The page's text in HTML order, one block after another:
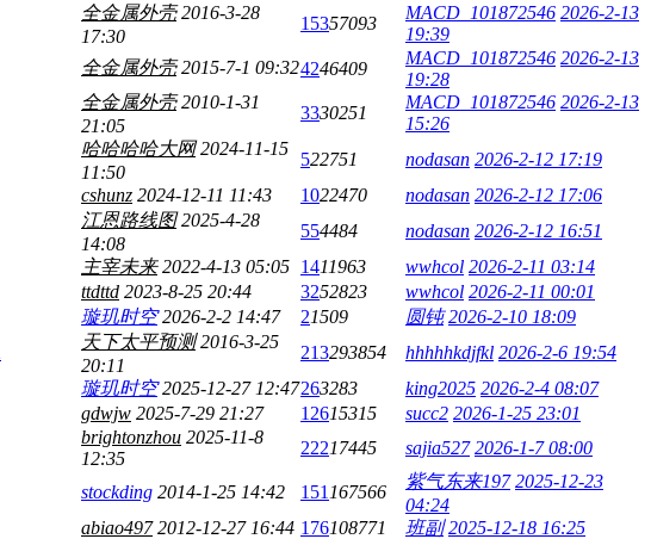
全金属外壳 2016-3-28
17:30
15357093
MACD_101872546 2026-2-13
19:39
全金属外壳 2015-7-1 09:324246409
MACD_101872546 2026-2-13
19:28
全金属外壳 2010-1-31
21:05
3330251
MACD_101872546 2026-2-13
15:26
哈哈哈哈大网 2024-11-15
11:50
522751 nodasan 2026-2-12 17:19
cshunz 2024-12-11 11:43 1022470 nodasan 2026-2-12 17:06
江恩路线图 2025-4-28
14:08
554484 nodasan 2026-2-12 16:51
主宰未来 2022-4-13 05:05 1411963 wwhcol 2026-2-11 03:14
ttdttd 2023-8-25 20:44 3252823 wwhcol 2026-2-11 00:01
璇玑时空 2026-2-2 14:47 21509 圆钝 2026-2-10 18:09
天下太平预测 2016-3-25
20:11
213293854 hhhhhkdjfkl 2026-2-6 19:54
璇玑时空 2025-12-27 12:47263283 king2025 2026-2-4 08:07
gdwjw 2025-7-29 21:27 12615315 succ2 2026-1-25 23:01
brightonzhou 2025-11-8
12:35
22217445 sajia527 2026-1-7 08:00
stockding 2014-1-25 14:42 151 167566
紫气东来197 2025-12-23
04:24
abiao497 2012-12-27 16:44 176108771 班副 2025-12-18 16:25